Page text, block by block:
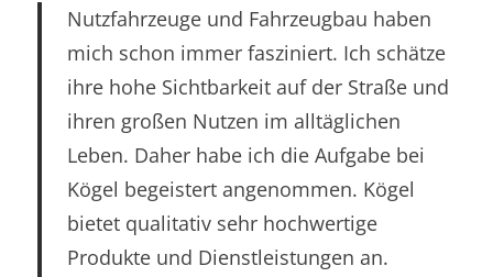
Nutzfahrzeuge und Fahrzeugbau haben
mich schon immer fasziniert. Ich schätze
ihre hohe Sichtbarkeit auf der Straße und
ihren großen Nutzen im alltäglichen
Leben. Daher habe ich die Aufgabe bei
Kögel begeistert angenommen. Kögel
bietet qualitativ sehr hochwertige
Produkte und Dienstleistungen an.